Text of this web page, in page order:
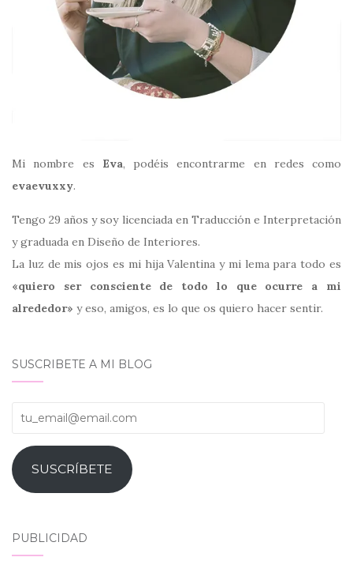
Mi nombre es Eva, podéis encontrarme en redes como
evaevuxxy.
Tengo 29 años y soy licenciada en Traducción e Interpretación
y graduada en Diseño de Interiores.
La luz de mis ojos es mi hija Valentina y mi lema para todo es
«quiero ser consciente de todo lo que ocurre a mi
alrededor» y eso, amigos, es lo que os quiero hacer sentir.
SUSCRIBETE A MI BLOG
tu_email@email.com
SUSCRÍBETE
PUBLICIDAD